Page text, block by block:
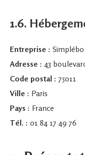
1.6.
Entreprise : Simplébo
Adresse : 43
Code postal : 75011
Ville : Paris
Pays : France
Tél. : 01 84 17 49 76